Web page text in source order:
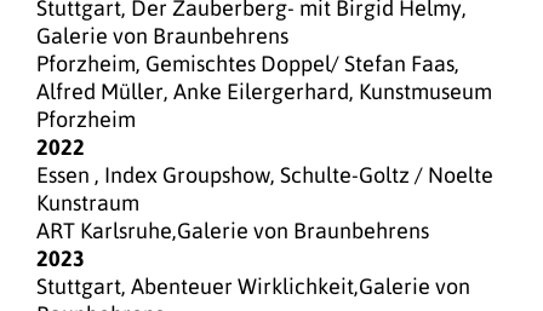
Stuttgart, Der Zauberberg- mit Birgid Helmy,
Galerie von Braunbehrens
Pforzheim, Gemischtes Doppel/ Stefan Faas,
Alfred Müller, Anke Eilergerhard, Kunstmuseum
Pforzheim
2022
Essen , Index Groupshow, Schulte-Goltz / Noelte
Kunstraum
ART Karlsruhe,Galerie von Braunbehrens
2023
Stuttgart, Abenteuer Wirklichkeit,Galerie von